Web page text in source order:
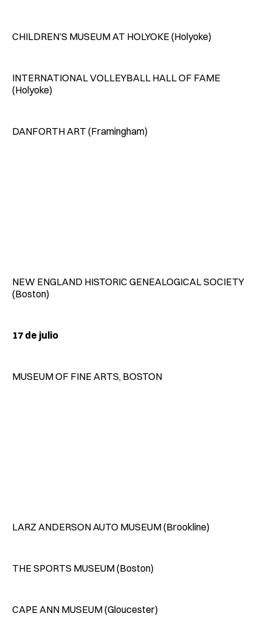
CHILDREN’S MUSEUM AT HOLYOKE (Holyoke)
INTERNATIONAL VOLLEYBALL HALL OF FAME
(Holyoke)
DANFORTH ART (Framingham)
NEW ENGLAND HISTORIC GENEALOGICAL SOCIETY
(Boston)
17 de julio
MUSEUM OF FINE ARTS, BOSTON
LARZ ANDERSON AUTO MUSEUM (Brookline)
THE SPORTS MUSEUM (Boston)
CAPE ANN MUSEUM (Gloucester)